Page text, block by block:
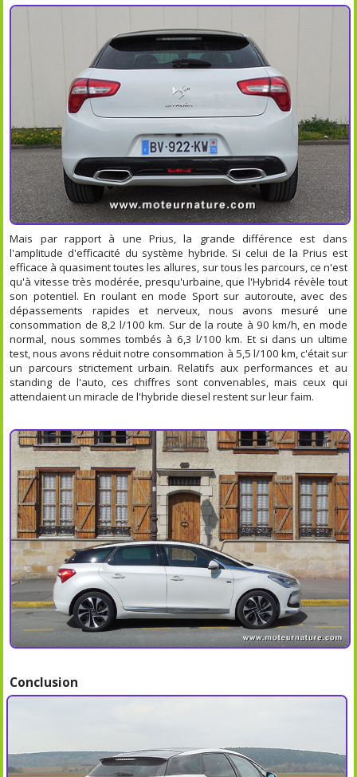
Mais par rapport à une Prius, la grande différence est dans
l'amplitude d'efficacité du système hybride. Si celui de la Prius est
efficace à quasiment toutes les allures, sur tous les parcours, ce n'est
qu'à vitesse très modérée, presqu'urbaine, que l'Hybrid4 révèle tout
son potentiel. En roulant en mode Sport sur autoroute, avec des
dépassements rapides et nerveux, nous avons mesuré une
consommation de 8,2 l/100 km. Sur de la route à 90 km/h, en mode
normal, nous sommes tombés à 6,3 l/100 km. Et si dans un ultime
test, nous avons réduit notre consommation à 5,5 l/100 km, c'était sur
un parcours strictement urbain. Relatifs aux performances et au
standing de l'auto, ces chiffres sont convenables, mais ceux qui
attendaient un miracle de l'hybride diesel restent sur leur faim.
Conclusion